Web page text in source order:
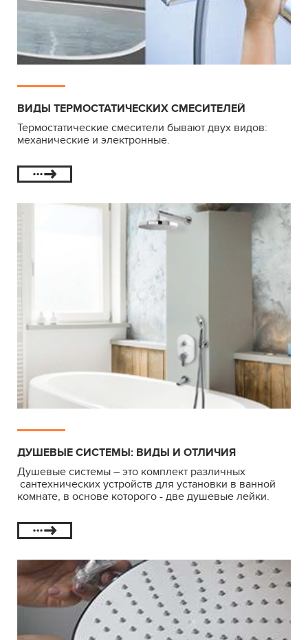
ВИДЫ ТЕРМОСТАТИЧЕСКИХ СМЕСИТЕЛЕЙ
Термостатические смесители бывают двух видов:
механические и электронные.
ДУШЕВЫЕ СИСТЕМЫ: ВИДЫ И ОТЛИЧИЯ
Душевые системы – это комплект различных
сантехнических устройств для установки в ванной
комнате, в основе которого - две душевые лейки.